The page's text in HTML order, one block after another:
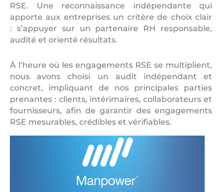
RSE. Une reconnaissance indépendante qui
apporte aux entreprises un critère de choix clair
: s’appuyer sur un partenaire RH responsable,
audité et orienté résultats.
À l’heure où les engagements RSE se multiplient,
nous avons choisi un audit indépendant et
concret, impliquant de nos principales parties
prenantes : clients, intérimaires, collaborateurs et
fournisseurs, afin de garantir des engagements
RSE mesurables, crédibles et vérifiables.